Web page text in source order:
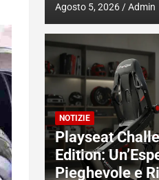
Agosto 5, 2026 Admin
NOTIZIE
Playseat
Edition:
Pieghevole e